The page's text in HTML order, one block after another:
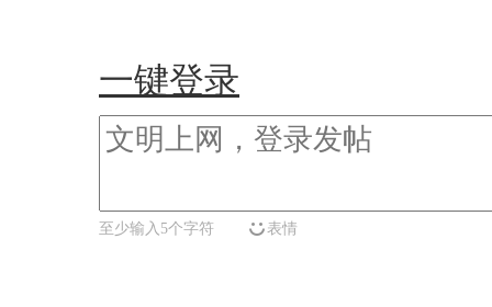
一键登录
至少输入5个字符 表情